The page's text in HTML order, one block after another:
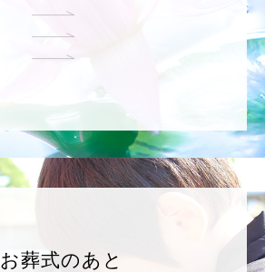
お葬式のあと